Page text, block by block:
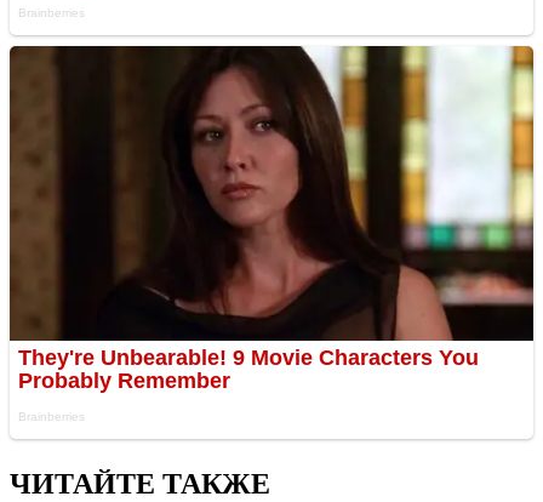
ЧИТАЙТЕ ТАКЖЕ